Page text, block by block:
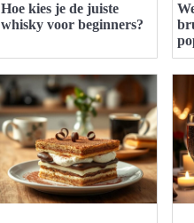
Hoe kies je de juiste
whisky voor beginners?